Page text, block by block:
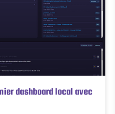
dashboard local avec